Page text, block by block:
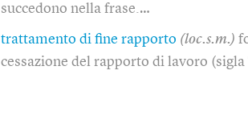
succedono nella frase.…
trattamento di fine rapporto (loc.s.m.)
cessazione del rapporto di lavoro